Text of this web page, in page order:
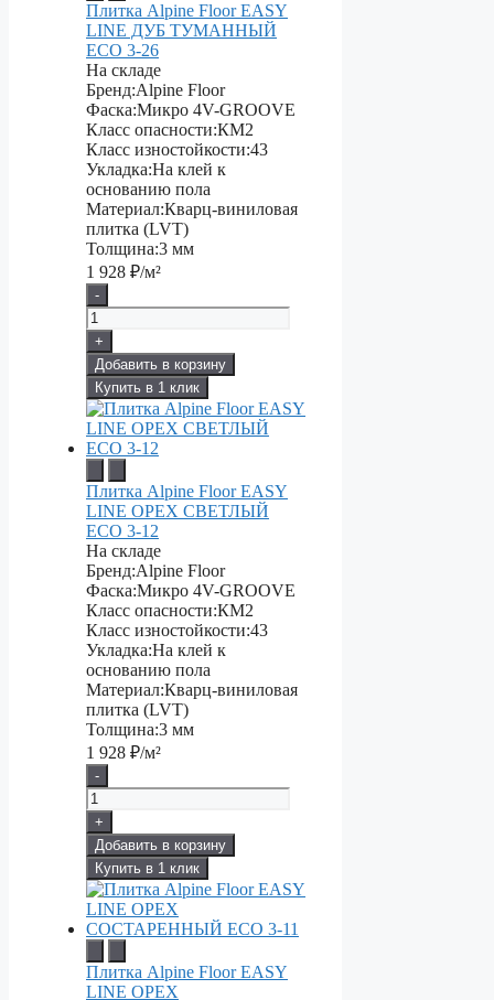
Плитка Alpine Floor EASY
LINE ДУБ ТУМАННЫЙ
ECO 3-26
На складе
Бренд:Alpine Floor
Фаска:Микро 4V-GROOVE
Класс опасности:КМ2
Класс изностойкости:43
Укладка:На клей к
основанию пола
Материал:Кварц-виниловая
плитка (LVT)
Толщина:3 мм
1 928 ₽/м²
-
+
Добавить в корзину
Купить в 1 клик
Плитка Alpine Floor EASY
LINE ОРЕХ СВЕТЛЫЙ
ECO 3-12
На складе
Бренд:Alpine Floor
Фаска:Микро 4V-GROOVE
Класс опасности:КМ2
Класс изностойкости:43
Укладка:На клей к
основанию пола
Материал:Кварц-виниловая
плитка (LVT)
Толщина:3 мм
1 928 ₽/м²
-
+
Добавить в корзину
Купить в 1 клик
Плитка Alpine Floor EASY
LINE ОРЕХ